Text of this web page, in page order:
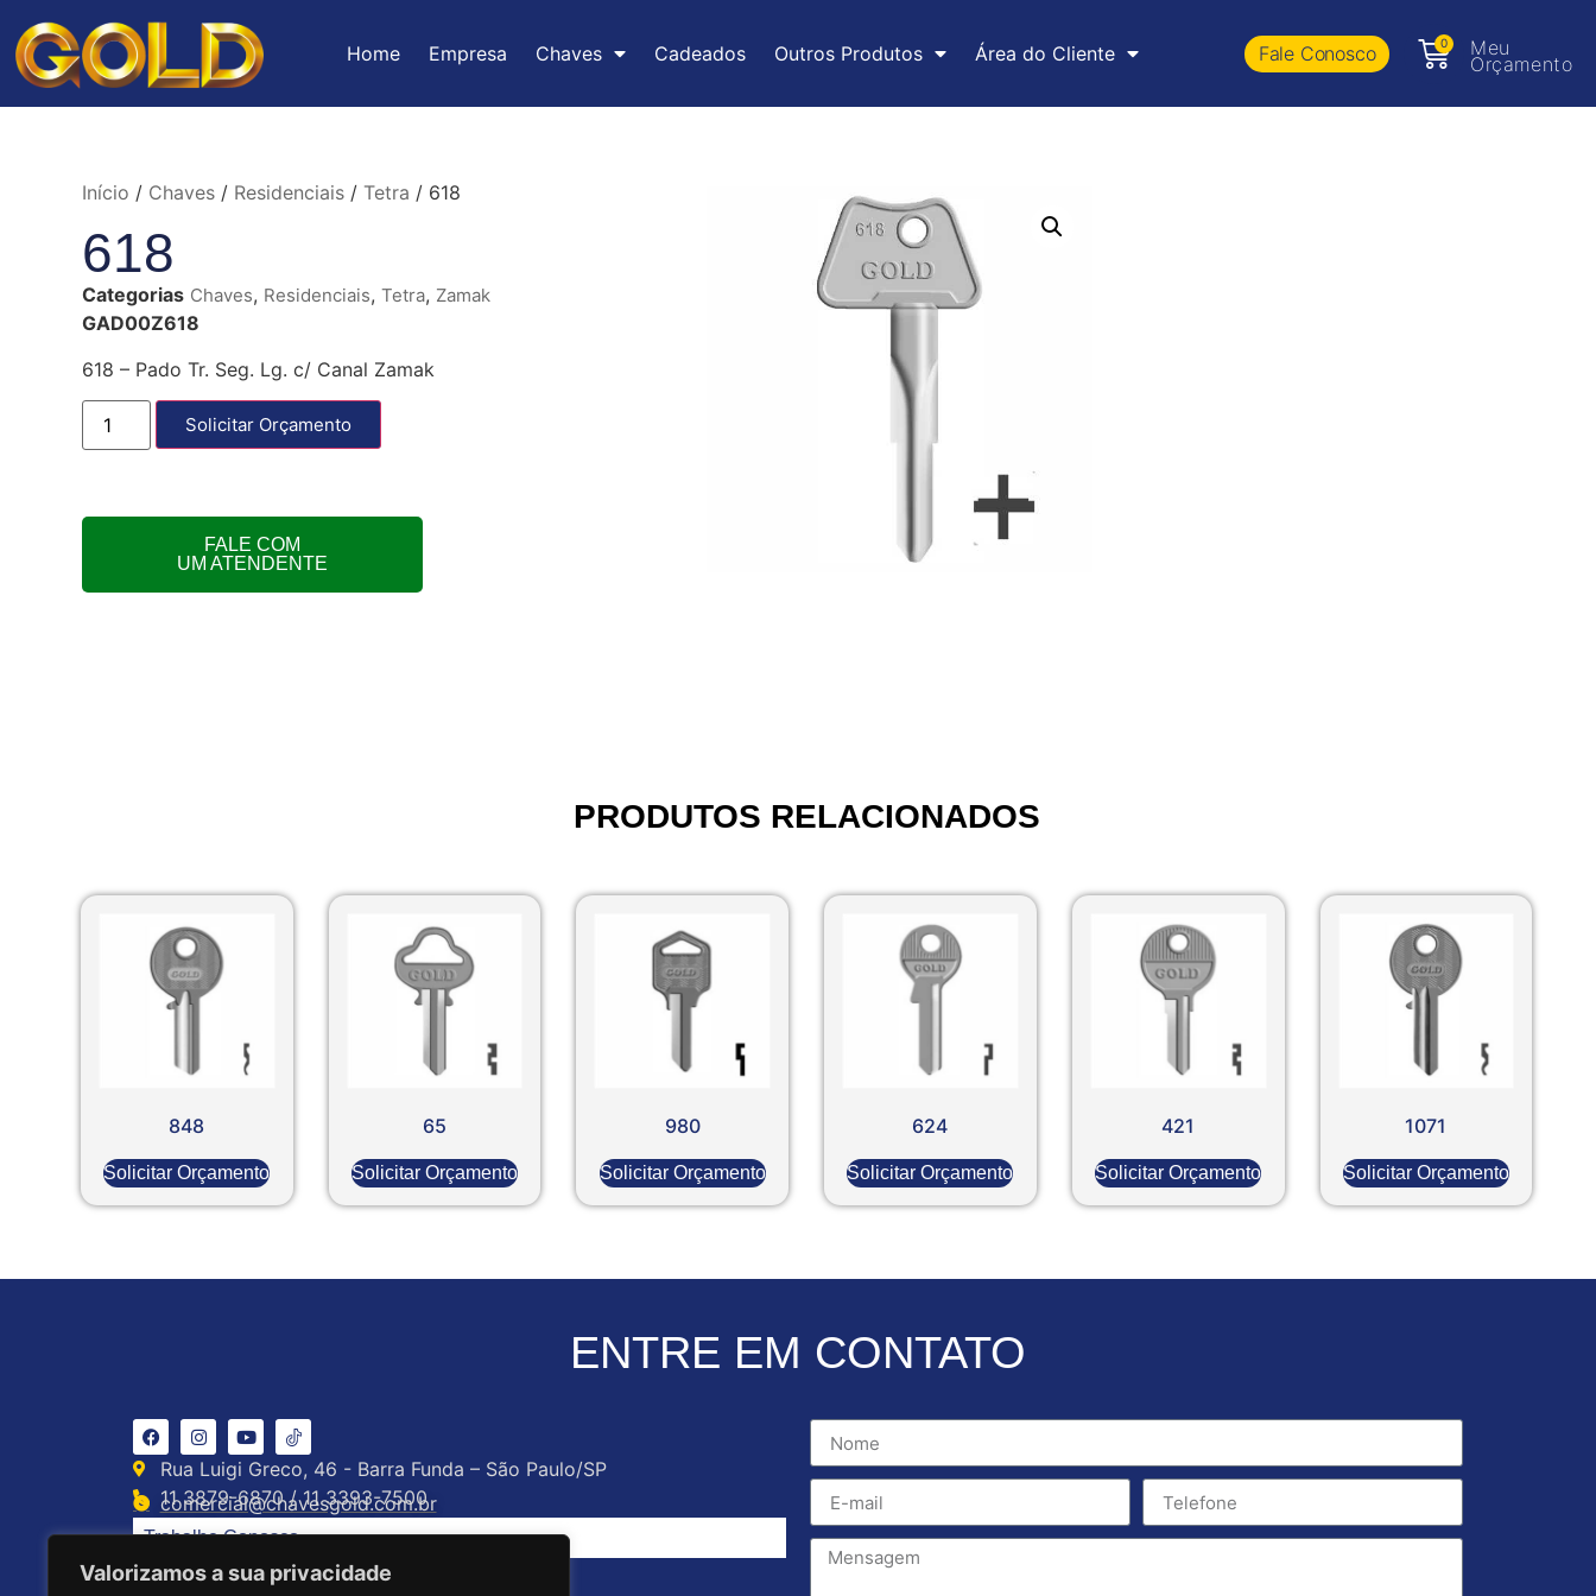
Valorizamos a sua privacidade
Home Empresa Chaves Cadeados Outros Produtos Área do Cliente Fale Conosco 0 Meu
Orçamento
Início / Chaves/ Residenciais/ Tetra / 618
618
Categorias Chaves, Residenciais, Tetra, Zamak
GAD00Z618
618 – Pado Tr. Seg. Lg. c/ Canal Zamak
Solicitar Orçamento
FALE COM
UM ATENDENTE
PRODUTOS RELACIONADOS
848
Solicitar Orçamento
65
Solicitar Orçamento
980
Solicitar Orçamento
624
Solicitar Orçamento
421
Solicitar Orçamento
1071
Solicitar Orçamento
ENTRE EM CONTATO
Rua Luigi Greco, 46 - Barra Funda – São Paulo/SP
11 3879-6870 / 11 3393-7500
comercial@chavesgold.com.br
Trabalhe Conosco